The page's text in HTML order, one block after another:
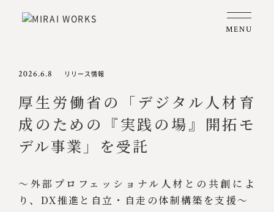
MENU
2026.6.8 リリース情報
厚生労働省の「デジタル人材育
成のための『実践の場』開拓モ
デル事業」を受託
〜外部プロフェッショナル人材との共創によ
り、DX推進と自立・自走の体制構築を支援〜